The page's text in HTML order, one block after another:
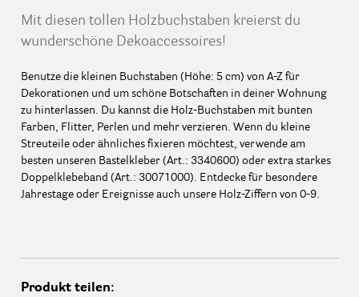
Mit diesen tollen Holzbuchstaben kreierst du
wunderschöne Dekoaccessoires!
Benutze die kleinen Buchstaben (Höhe: 5 cm) von A-Z für
Dekorationen und um schöne Botschaften in deiner Wohnung
zu hinterlassen. Du kannst die Holz-Buchstaben mit bunten
Farben, Flitter, Perlen und mehr verzieren. Wenn du kleine
Streuteile oder ähnliches fixieren möchtest, verwende am
besten unseren Bastelkleber (Art.: 3340600) oder extra starkes
Doppelklebeband (Art.: 30071000). Entdecke für besondere
Jahrestage oder Ereignisse auch unsere Holz-Ziffern von 0-9.
Produkt teilen: